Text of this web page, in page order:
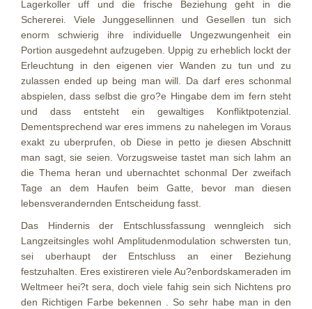
Lagerkoller uff und die frische Beziehung geht in die
Schererei. Viele Junggesellinnen und Gesellen tun sich
enorm schwierig ihre individuelle Ungezwungenheit ein
Portion ausgedehnt aufzugeben. Uppig zu erheblich lockt der
Erleuchtung in den eigenen vier Wanden zu tun und zu
zulassen ended up being man will. Da darf eres schonmal
abspielen, dass selbst die gro?e Hingabe dem im fern steht
und dass entsteht ein gewaltiges Konfliktpotenzial.
Dementsprechend war eres immens zu nahelegen im Voraus
exakt zu uberprufen, ob Diese in petto je diesen Abschnitt
man sagt, sie seien. Vorzugsweise tastet man sich lahm an
die Thema heran und ubernachtet schonmal Der zweifach
Tage an dem Haufen beim Gatte, bevor man diesen
lebensverandernden Entscheidung fasst.
Das Hindernis der Entschlussfassung wenngleich sich
Langzeitsingles wohl Amplitudenmodulation schwersten tun,
sei uberhaupt der Entschluss an einer Beziehung
festzuhalten. Eres existireren viele Au?enbordskameraden im
Weltmeer hei?t sera, doch viele fahig sein sich Nichtens pro
den Richtigen Farbe bekennen . So sehr habe man in den